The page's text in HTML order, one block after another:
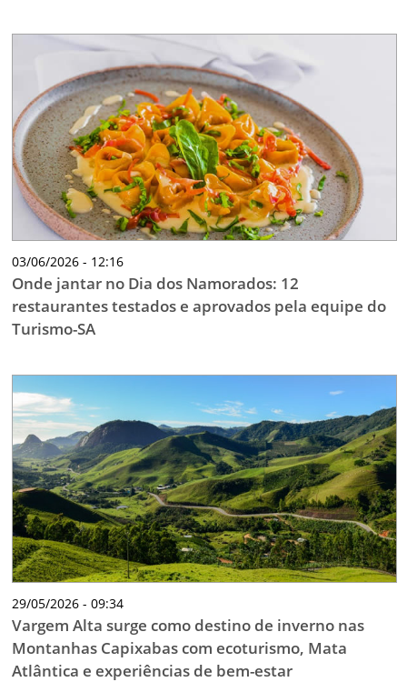
03/06/2026 - 12:16
Onde jantar no Dia dos Namorados: 12
restaurantes testados e aprovados pela equipe do
Turismo-SA
29/05/2026 - 09:34
Vargem Alta surge como destino de inverno nas
Montanhas Capixabas com ecoturismo, Mata
Atlântica e experiências de bem-estar